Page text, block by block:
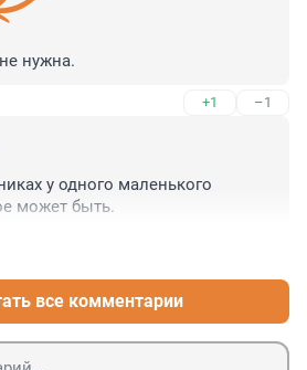
нужна.
+1 –1
у одного маленького
может быть.
все комментарии